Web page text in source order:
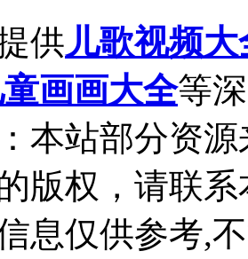
供儿歌视频大
童画画大全等
本站部分资
版权，请联
息仅供参考,